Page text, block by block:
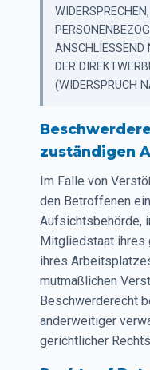
ANSCHLIESSEND
DER
(WIDERSPRUCH
zuständigen
Im Falle von
den Betroffenen
Aufsichtsbehörde,
Mitgliedstaat ihres
ihres
mutmaßlichen
Beschwerderecht
anderweitiger
gerichtlicher